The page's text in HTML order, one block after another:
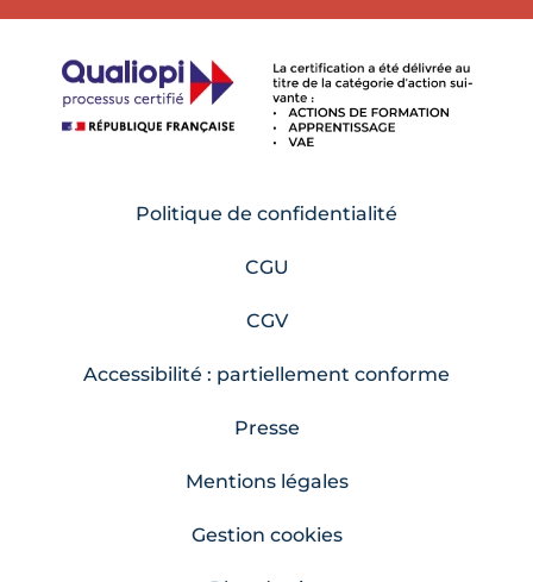
Politique de confidentialité
CGU
CGV
Accessibilité : partiellement conforme
Presse
Mentions légales
Gestion cookies